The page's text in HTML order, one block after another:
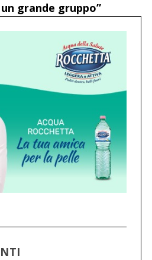
grande gruppo”